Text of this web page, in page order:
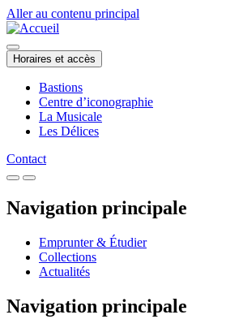
Aller au contenu principal
Horaires et accès
Bastions
Centre d’iconographie
La Musicale
Les Délices
Contact
Navigation principale
Emprunter & Étudier
Collections
Actualités
Navigation principale